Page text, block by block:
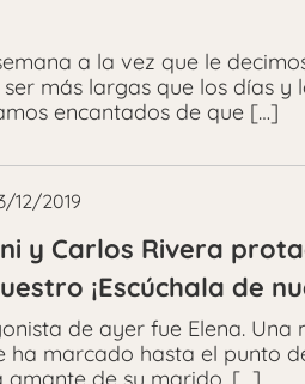
a la vez que le
más largas que los días
encantados de que […]
12/2019
y Carlos Rivera
¡Escúchala de
de ayer fue Elena.
ha marcado hasta el punto